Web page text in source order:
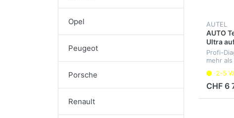
Opel
Peugeot
Porsche
Renault
AUTEL
AUTO
Ultra
Profi-
mehr
aller2-5
CHF 6